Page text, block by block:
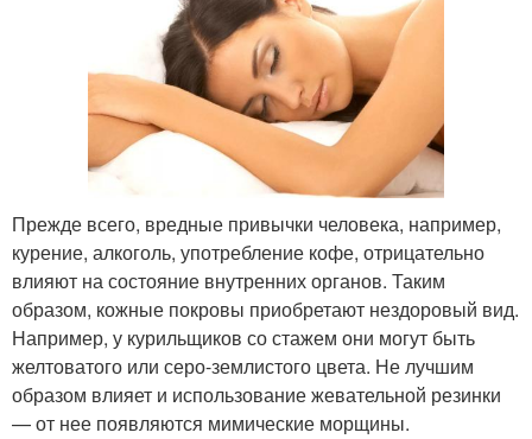
Прежде всего, вредные привычки человека, например,
курение, алкоголь, употребление кофе, отрицательно
влияют на состояние внутренних органов. Таким
образом, кожные покровы приобретают нездоровый вид.
Например, у курильщиков со стажем они могут быть
желтоватого или серо-землистого цвета. Не лучшим
образом влияет и использование жевательной резинки
— от нее появляются мимические морщины.